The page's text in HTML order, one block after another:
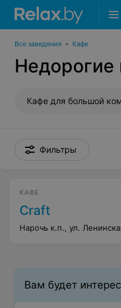
Все заведения • Кафе
Недорогие
Кафе для большой
Фильтры
КАФЕ
Craft
Нарочь к.п., ул.
Вам будет